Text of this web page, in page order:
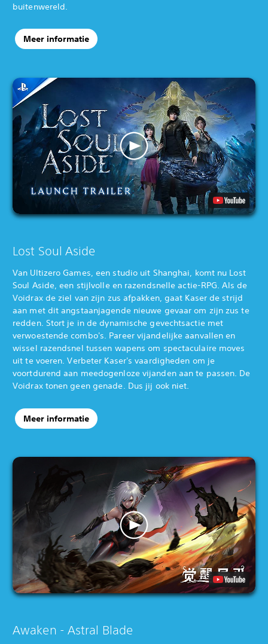
buitenwereld.‎
Meer informatie
Lost Soul Aside
Van Ultizero Games, een studio uit Shanghai, komt nu Lost
Soul Aside, een stijlvolle en razendsnelle actie-RPG. Als de
Voidrax de ziel van zijn zus afpakken, gaat Kaser de strijd
aan met dit angstaanjagende nieuwe gevaar om zijn zus te
redden. Stort je in de dynamische gevechtsactie met
verwoestende combo's. Pareer vijandelijke aanvallen en
wissel razendsnel tussen wapens om spectaculaire moves
uit te voeren. Verbeter Kaser's vaardigheden om je
voortdurend aan meedogenloze vijanden aan te passen. De
Voidrax tonen geen genade. Dus jij ook niet.
Meer informatie
Awaken - Astral Blade